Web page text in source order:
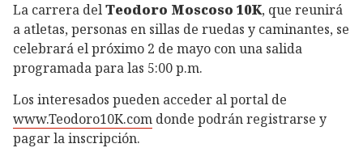
La carrera delTeodoro Moscoso 10K, que reunirá
a atletas, personas en sillas de ruedas y caminantes, se
celebrará el próximo 2 de mayo con una salida
programada para las 5:00 p.m.
Los interesados pueden acceder al portal de
www.Teodoro10K.com donde podrán registrarse y
pagar la inscripción.